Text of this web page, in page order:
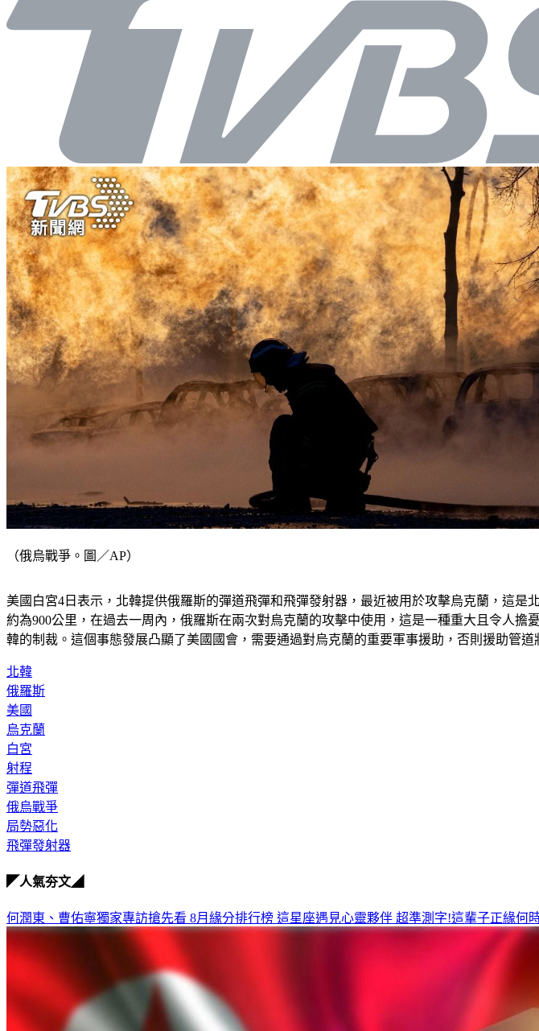
（俄烏戰爭。圖／AP）
美國白宮4日表示，北韓提供俄羅斯的彈道飛彈和飛彈發射器，最近被用於攻擊烏克蘭，這
約為900公里，在過去一周內，俄羅斯在兩次對烏克蘭的攻擊中使用，這是一種重大且令人
韓的制裁。這個事態發展凸顯了美國國會，需要通過對烏克蘭的重要軍事援助，否則援助管道
北韓
俄羅斯
美國
烏克蘭
白宮
射程
彈道飛彈
俄烏戰爭
局勢惡化
飛彈發射器
◤人氣夯文◢
何潤東、曹佑寧獨家專訪搶先看 8月緣分排行榜 這星座遇見心靈夥伴 超準測字!這輩子正緣何